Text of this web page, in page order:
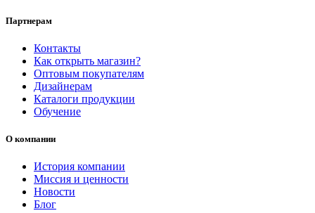
Партнерам
Контакты
Как открыть магазин?
Оптовым покупателям
Дизайнерам
Каталоги продукции
Обучение
О компании
История компании
Миссия и ценности
Новости
Блог